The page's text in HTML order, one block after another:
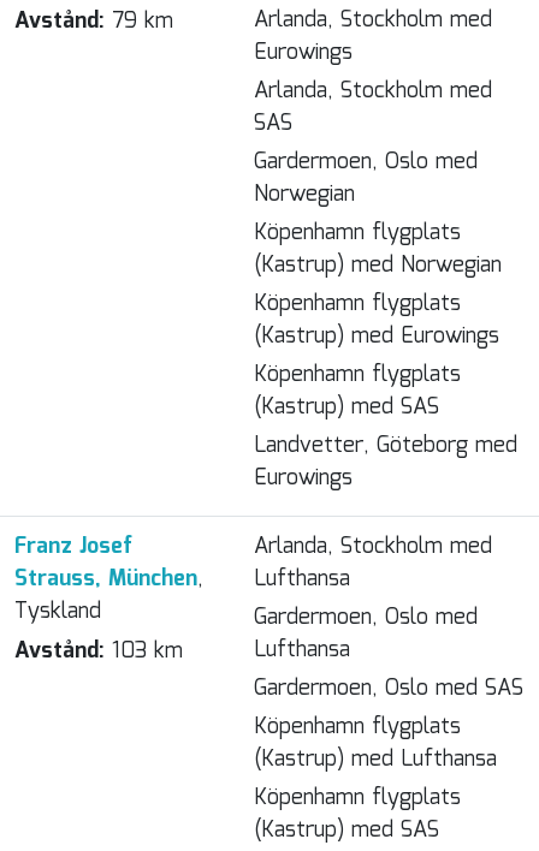
Avstånd: 79 km
Arlanda, Stockholm med
Eurowings
Arlanda, Stockholm med
SAS
Gardermoen, Oslo med
Norwegian
Köpenhamn flygplats
(Kastrup) med Norwegian
Köpenhamn flygplats
(Kastrup) med Eurowings
Köpenhamn flygplats
(Kastrup) med SAS
Landvetter, Göteborg med
Eurowings
Franz Josef
Strauss, München,
Tyskland
Avstånd: 103 km
Arlanda, Stockholm med
Lufthansa
Gardermoen, Oslo med
Lufthansa
Gardermoen, Oslo med SAS
Köpenhamn flygplats
(Kastrup) med Lufthansa
Köpenhamn flygplats
(Kastrup) med SAS